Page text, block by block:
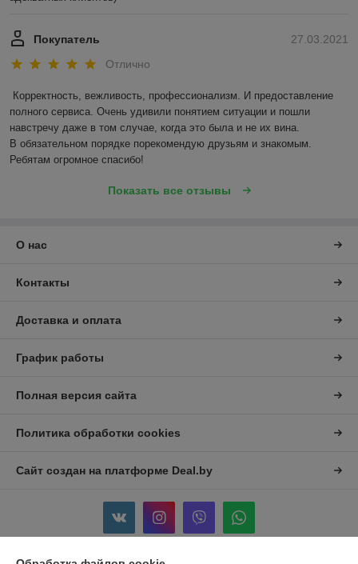
27.03.2021
Покупатель
Отлично
Корректность, вежливость, профессионализм. И предоставление
полного сервиса. Очень удивили понятием ситуации и пошли
навстречу даже в том случае, когда это была и не их вина.
В обязательном порядке порекомендую друзьям и знакомым.
Ребятам огромное спасибо!
Показать все отзывы
О нас
Контакты
Доставка и оплата
График работы
Полная версия сайта
Политика обработки cookies
Сайт создан на платформе Deal.by